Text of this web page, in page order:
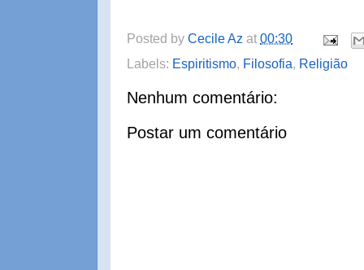
Posted by Cecile Az at 00:30
Labels: Espiritismo, Filosofia, Religião
Nenhum comentário:
Postar um comentário